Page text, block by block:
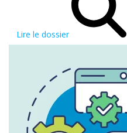
Lire le dossier